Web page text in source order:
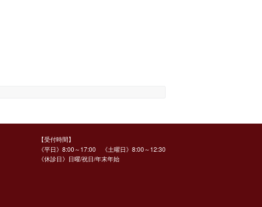
【受付時間】
《平日》8:00～17:00 《土曜日》8:00～12:30
《休診日》日曜/祝日/年末年始